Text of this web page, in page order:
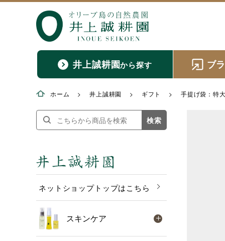
井上誠耕園から探す ブ
ホーム > 井上誠耕園 > ギフト > 手提げ袋：特
検索
ネットショップトップはこちら
スキンケア